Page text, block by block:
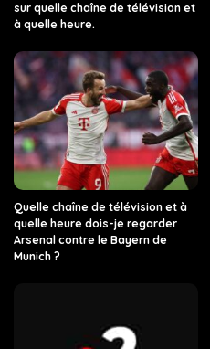
sur quelle chaîne de télévision et
à quelle heure.
Quelle chaîne de télévision et à
quelle heure dois-je regarder
Arsenal contre le Bayern de
Munich ?